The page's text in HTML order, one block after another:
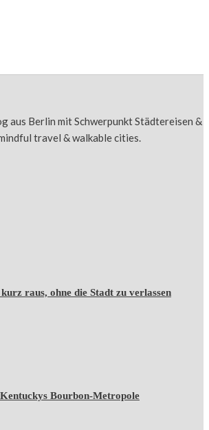
aus Berlin mit Schwerpunkt Städtereisen &
travel & walkable cities.
raus, ohne die Stadt zu verlassen
Bourbon-Metropole